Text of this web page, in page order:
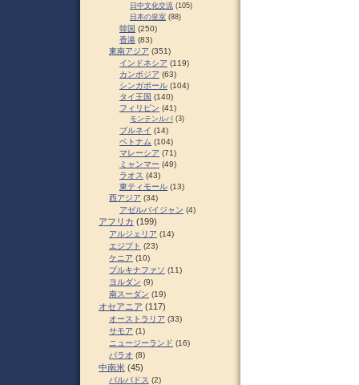
日中文化交流 (105)
日本の皇室 (88)
韓国 (250)
香港 (83)
東南アジア (351)
インドネシア (119)
カンボジア (63)
シンガポール (104)
タイ王国 (140)
フィリピン (41)
モンテンルパ (3)
ブルネイ (14)
ベトナム (104)
マレーシア (71)
ミャンマー (49)
ラオス (43)
東ティモール (13)
西アジア (34)
アゼルバイジャン (4)
アフリカ (199)
アルジェリア (14)
エジプト (23)
ケニア (10)
ブルキナファソ (11)
ヨルダン (9)
南スーダン (19)
オセアニア (117)
オーストラリア (33)
サモア (1)
ニュージーランド (16)
パラオ (8)
中南米 (45)
バルバドス (2)